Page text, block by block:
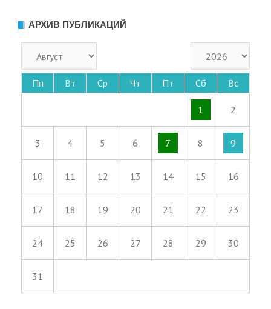
АРХИВ ПУБЛИКАЦИЙ
Пн Вт Ср Чт Пт Сб Вс
1 2
3 4 5 6 7 8 9
10 11 12 13 14 15 16
17 18 19 20 21 22 23
24 25 26 27 28 29 30
31